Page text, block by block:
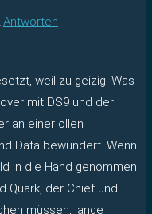
Antworten
weil zu geizig. Was
mit DS9 und der
an einer ollen
Data bewundert. Wenn
in die Hand genommen
Quark, der Chief und
müssen, lange